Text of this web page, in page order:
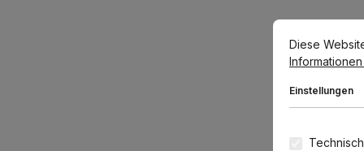
Cookie-
Diese Website
Diese
Informationen
Einstellungen